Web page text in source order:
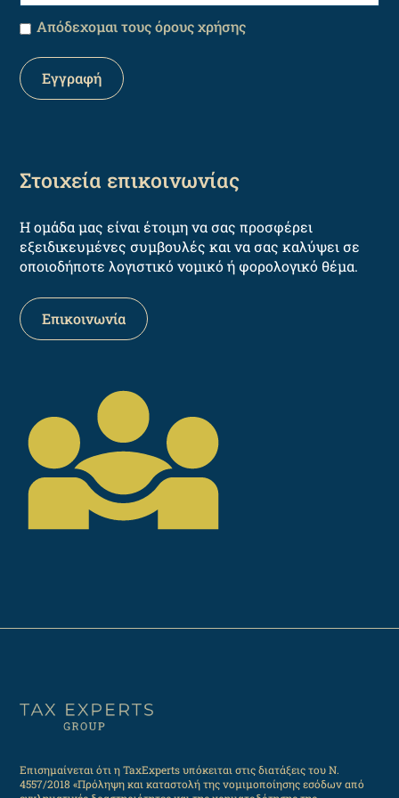
Απόδεχομαι τους όρους χρήσης
Στοιχεία επικοινωνίας
Η ομάδα μας είναι έτοιμη να σας προσφέρει
εξειδικευμένες συμβουλές και να σας καλύψει σε
οποιοδήποτε λογιστικό νομικό ή φορολογικό θέμα.
Επικοινωνία
Επισημαίνεται ότι η TaxExperts υπόκειται στις διατάξεις του Ν.
4557/2018 «Πρόληψη και καταστολή της νομιμοποίησης εσόδων από